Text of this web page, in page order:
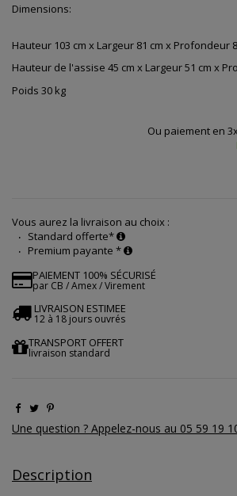
Dimensions:
Hauteur 103 cm x Largeur 81 cm x Profondeur
Hauteur de l'assise 45 cm x Largeur 51 cm x
Poids 30 kg
Ou paiement en
Vous aurez la livraison au choix :
Standard offerte*
Premium payante *
PAIEMENT 100% SÉCURISÉ
par CB / Amex / Virement
LIVRAISON ESTIMEE
12 à 18 jours ouvrés
TRANSPORT OFFERT
livraison standard
Une question ? Appelez-nous au 05 59 19
Description